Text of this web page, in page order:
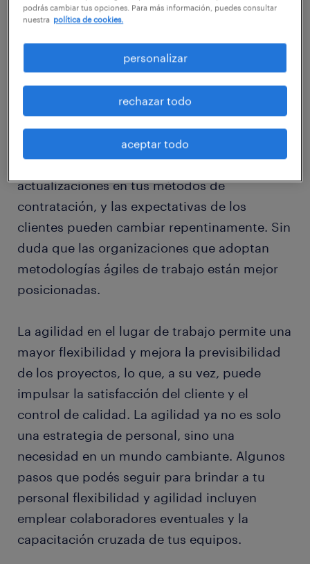
los desafíos y oportunidades del futuro:
adoptar metodologías ágiles.
que el cambio será constante. Las nuevas
los procesos empresariales, las tendencias
del mercado laboral pueden requerir
actualizaciones en tus métodos de
contratación, y las expectativas de los
clientes pueden cambiar repentinamente. Sin
duda que las organizaciones que adoptan
metodologías ágiles de trabajo están mejor
posicionadas.
La agilidad en el lugar de trabajo permite una
mayor flexibilidad y mejora la previsibilidad
de los proyectos, lo que, a su vez, puede
impulsar la satisfacción del cliente y el
control de calidad. La agilidad ya no es solo
una estrategia de personal, sino una
necesidad en un mundo cambiante. Algunos
pasos que podés seguir para brindar a tu
personal flexibilidad y agilidad incluyen
emplear colaboradores eventuales y la
capacitación cruzada de tus equipos.
podrás cambiar tus opciones. Para más información, puedes consultar
nuestra política de cookies.
personalizar
rechazar todo
aceptar todo